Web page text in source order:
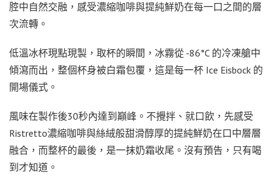
腔中自然交融，感受濃縮咖啡與提純鮮奶在每一口之間的層
次流轉。
低溫冰杯現點現製，取杯的瞬間，冰霧從 -86°C 的冷凍艙中
傾瀉而出，整個杯身被白霜包覆，這是每一杯 Ice Eisbock 的
開場儀式。
風味在製作後30秒內達到巔峰。不攪拌、就口飲，先感受
Ristretto濃縮咖啡與絲絨般甜滑醇厚的提純鮮奶在口中層層
融合，而整杯的最後，是一抹奶霜收尾。沒有預告，只有喝
到才知道。